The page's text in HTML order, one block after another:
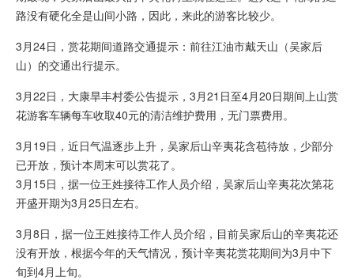
路没有硬化全是山间小路，因此，来此的游客比较少。
3月24日，赏花期间道路交通提示： 前往江油市戴天山（吴家后
山）的交通出行提示。
3月22日，大康旱丰村委公告提示，3月21日至4月20日期间上山赏
花游客车辆每车收取40元的清洁维护费用，无门票费用。
3月19日，近日气温逐步上升，吴家后山辛夷花含苞待放，少部分
已开放，预计本周末可以赏花了。
3月15日，据一位王姓接待工作人员介绍，吴家后山辛夷花次第花
开盛开期为3月25日左右。
3月8日，据一位王姓接待工作人员介绍，目前吴家后山的辛夷花还
没有开放，根据今年的天气情况，预计辛夷花赏花期间为3月中下
旬到4月上旬。